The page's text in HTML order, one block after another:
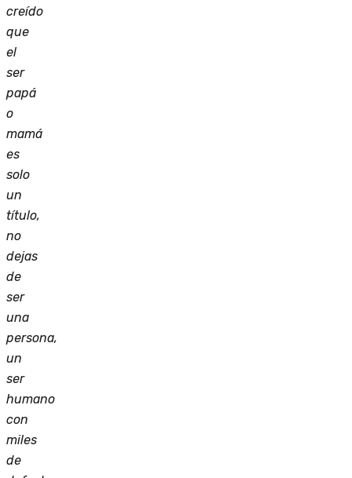
creído
que
el
ser
papá
o
mamá
es
solo
un
título,
no
dejas
de
ser
una
persona,
un
ser
humano
con
miles
de